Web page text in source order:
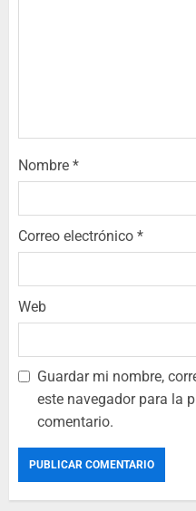
Nombre *
Correo electrónico *
Web
Guardar mi nombre,
este navegador para la
comentario.